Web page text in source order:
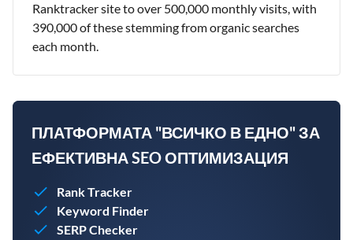
Ranktracker site to over 500,000 monthly visits, with
390,000 of these stemming from organic searches
each month.
ПЛАТФОРМАТА "ВСИЧКО В ЕДНО" ЗА
ЕФЕКТИВНА SEO ОПТИМИЗАЦИЯ
Rank Tracker
Keyword Finder
SERP Checker